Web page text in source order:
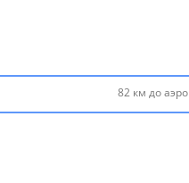
82 км до